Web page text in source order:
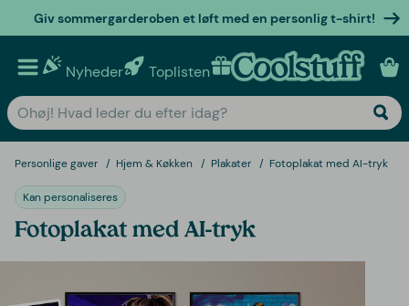
Giv sommergarderoben et løft med en personlig t-shirt!
Nyheder Toplisten Personlige gaver
Personlige gaver Hjem & Køkken Plakater Fotoplakat med AI-tryk
Kan personaliseres
Fotoplakat med AI-tryk